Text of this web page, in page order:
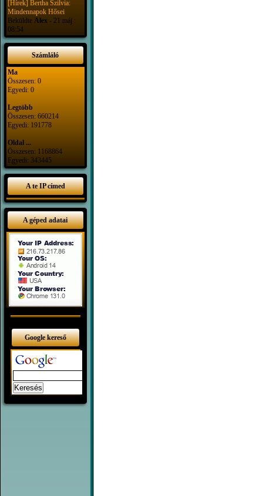
[Hírek] Bertha Szilvia:
Mindennapok Hősei
Beküldte Alex - 21 máj :
08:54
Számláló
Ma
Összesen: 0
Egyedi: 0
Legtöbb
Összesen: 660214
Egyedi: 191778
Oldal ...
Összesen: 1168864
Egyedi: 343445
A te IP címed
A géped adatai
Google kereső